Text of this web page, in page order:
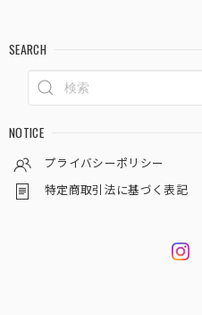
SEARCH
NOTICE
プライバシーポリシー
特定商取引法に基づく表記